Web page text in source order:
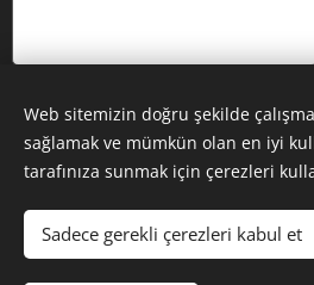
Submit
Images provided by
Web sitemizin doğru şekilde
sağlamak ve mümkün olan en iyi
tarafınıza sunmak için çerezleri
Sadece gerekli çerezleri kabul et